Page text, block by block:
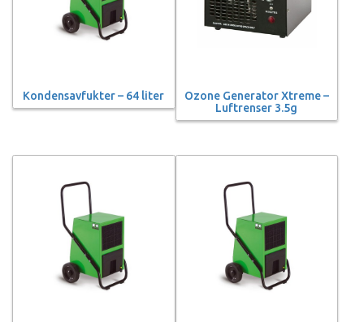
Kondensavfukter – 64 liter
Ozone Generator Xtreme –
Luftrenser 3.5g